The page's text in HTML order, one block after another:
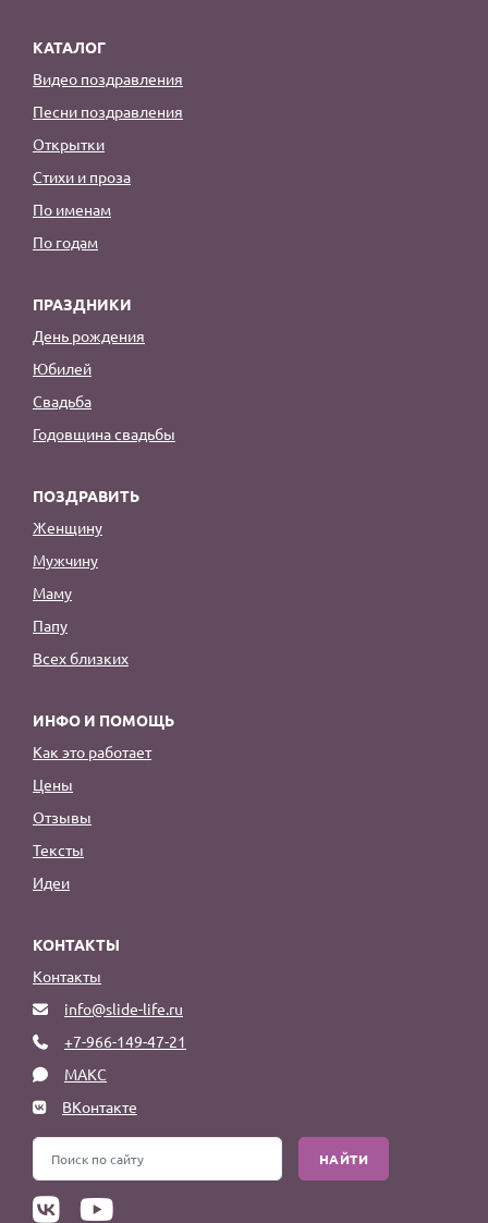
КАТАЛОГ
Видео поздравления
Песни поздравления
Открытки
Стихи и проза
По именам
По годам
ПРАЗДНИКИ
День рождения
Юбилей
Свадьба
Годовщина свадьбы
ПОЗДРАВИТЬ
Женщину
Мужчину
Маму
Папу
Всех близких
ИНФО И ПОМОЩЬ
Как это работает
Цены
Отзывы
Тексты
Идеи
КОНТАКТЫ
Контакты
info@slide-life.ru
+7-966-149-47-21
МАКС
ВКонтакте
НАЙТИ